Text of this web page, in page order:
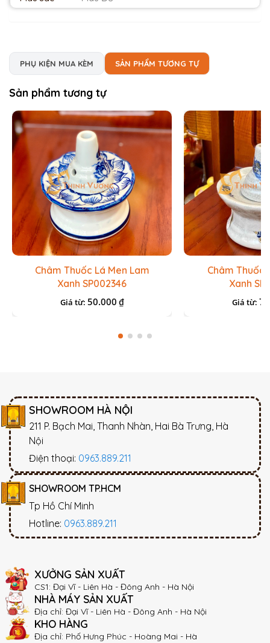
PHỤ KIỆN MUA KÈM SẢN PHẨM TƯƠNG TỰ
Sản phẩm tương tự
Châm Thuốc Lá Men Lam
Xanh SP002346
Giá từ: 50.000 ₫
Châm Thuốc
Xanh
Giá từ:
SHOWROOM HÀ NỘI
211 P. Bạch Mai, Thanh Nhàn, Hai Bà Trưng, Hà
Nội
Điện thoại: 0963.889.211
SHOWROOM TP.HCM
Tp Hồ Chí Minh
Hotline: 0963.889.211
XƯỞNG SẢN XUẤT
CS1: Đại Vĩ - Liên Hà - Đông Anh - Hà Nội
NHÀ MÁY SẢN XUẤT
Địa chỉ: Đại Vĩ - Liên Hà - Đông Anh - Hà Nội
KHO HÀNG
Địa chỉ: Phố Hưng Phúc - Hoàng Mai - Hà